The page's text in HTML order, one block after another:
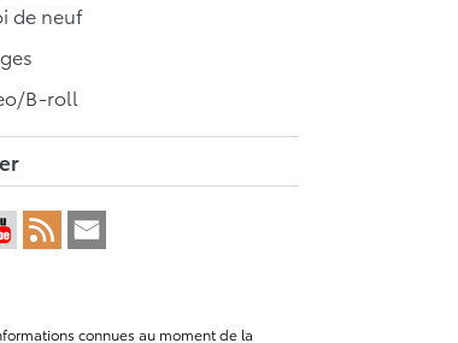
de neuf
B-roll
connues au moment de la